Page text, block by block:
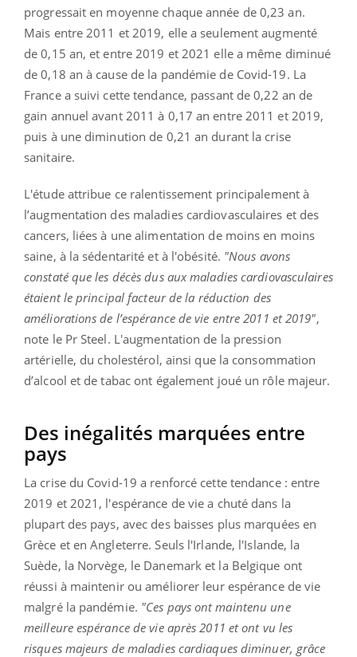
progressait en moyenne chaque année de 0,23 an.
Mais entre 2011 et 2019, elle a seulement augmenté
de 0,15 an, et entre 2019 et 2021 elle a même diminué
de 0,18 an à cause de la pandémie de Covid-19. La
France a suivi cette tendance, passant de 0,22 an de
gain annuel avant 2011 à 0,17 an entre 2011 et 2019,
puis à une diminution de 0,21 an durant la crise
sanitaire.
L'étude attribue ce ralentissement principalement à
l’augmentation des maladies cardiovasculaires et des
cancers, liées à une alimentation de moins en moins
saine, à la sédentarité et à l'obésité. "Nous avons
constaté que les décès dus aux maladies cardiovasculaires
étaient le principal facteur de la réduction des
améliorations de l’espérance de vie entre 2011 et 2019",
note le Pr Steel. L'augmentation de la pression
artérielle, du cholestérol, ainsi que la consommation
d’alcool et de tabac ont également joué un rôle majeur.
Des inégalités marquées entre
pays
La crise du Covid-19 a renforcé cette tendance : entre
2019 et 2021, l'espérance de vie a chuté dans la
plupart des pays, avec des baisses plus marquées en
Grèce et en Angleterre. Seuls l'Irlande, l'Islande, la
Suède, la Norvège, le Danemark et la Belgique ont
réussi à maintenir ou améliorer leur espérance de vie
malgré la pandémie. "Ces pays ont maintenu une
meilleure espérance de vie après 2011 et ont vu les
risques majeurs de maladies cardiaques diminuer, grâce